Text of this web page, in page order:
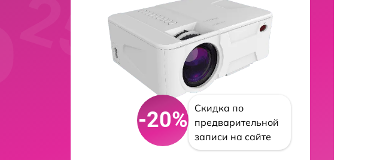
-20%
Скидка по
предварительной
записи на сайте